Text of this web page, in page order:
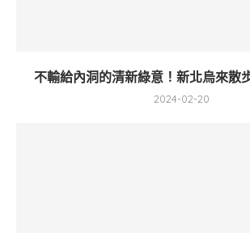
不輸給內洞的清新綠意！新北烏來散
2024-02-20